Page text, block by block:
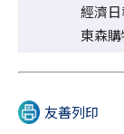
經濟
東森
友善列印